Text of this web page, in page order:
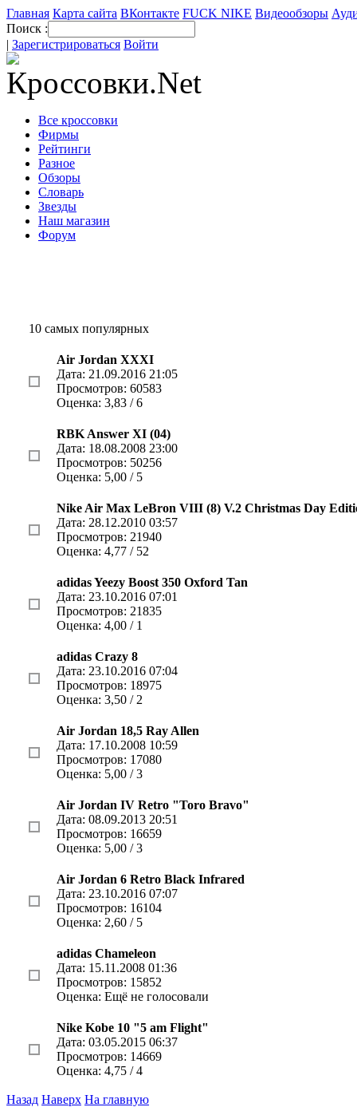
Главная Карта сайта ВКонтакте FUCK NIKE Видеообзоры
Поиск :
| Зарегистрироваться Войти
Все кроссовки
Фирмы
Рейтинги
Разное
Обзоры
Словарь
Звезды
Наш магазин
Форум
10 самых популярных
Air Jordan XXXI
Дата: 21.09.2016 21:05
Просмотров: 60583
Оценка: 3,83 / 6
RBK Answer XI (04)
Дата: 18.08.2008 23:00
Просмотров: 50256
Оценка: 5,00 / 5
Nike Air Max LeBron VIII (8) V.2 Christmas Day
Дата: 28.12.2010 03:57
Просмотров: 21940
Оценка: 4,77 / 52
adidas Yeezy Boost 350 Oxford Tan
Дата: 23.10.2016 07:01
Просмотров: 21835
Оценка: 4,00 / 1
adidas Crazy 8
Дата: 23.10.2016 07:04
Просмотров: 18975
Оценка: 3,50 / 2
Air Jordan 18,5 Ray Allen
Дата: 17.10.2008 10:59
Просмотров: 17080
Оценка: 5,00 / 3
Air Jordan IV Retro "Toro Bravo"
Дата: 08.09.2013 20:51
Просмотров: 16659
Оценка: 5,00 / 3
Air Jordan 6 Retro Black Infrared
Дата: 23.10.2016 07:07
Просмотров: 16104
Оценка: 2,60 / 5
adidas Chameleon
Дата: 15.11.2008 01:36
Просмотров: 15852
Оценка: Ещё не голосовали
Nike Kobe 10 "5 am Flight"
Дата: 03.05.2015 06:37
Просмотров: 14669
Оценка: 4,75 / 4
Назад Наверх На главную